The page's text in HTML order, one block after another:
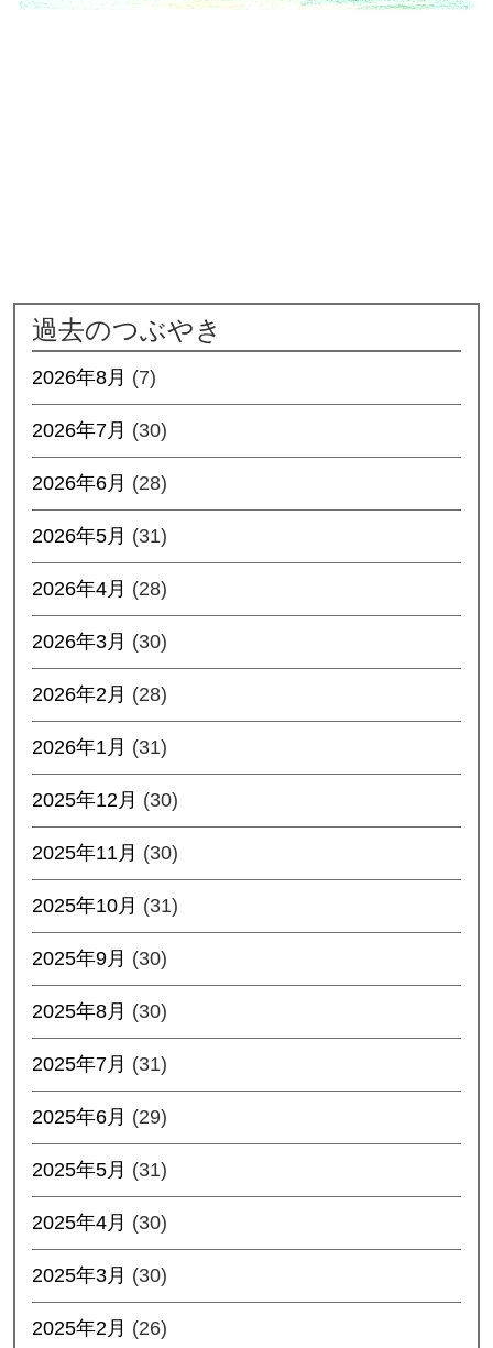
過去のつぶやき
2026年8月 (7)
2026年7月 (30)
2026年6月 (28)
2026年5月 (31)
2026年4月 (28)
2026年3月 (30)
2026年2月 (28)
2026年1月 (31)
2025年12月 (30)
2025年11月 (30)
2025年10月 (31)
2025年9月 (30)
2025年8月 (30)
2025年7月 (31)
2025年6月 (29)
2025年5月 (31)
2025年4月 (30)
2025年3月 (30)
2025年2月 (26)